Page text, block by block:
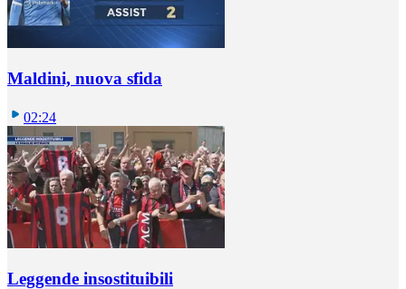
Maldini, nuova sfida
02:24
Leggende insostituibili